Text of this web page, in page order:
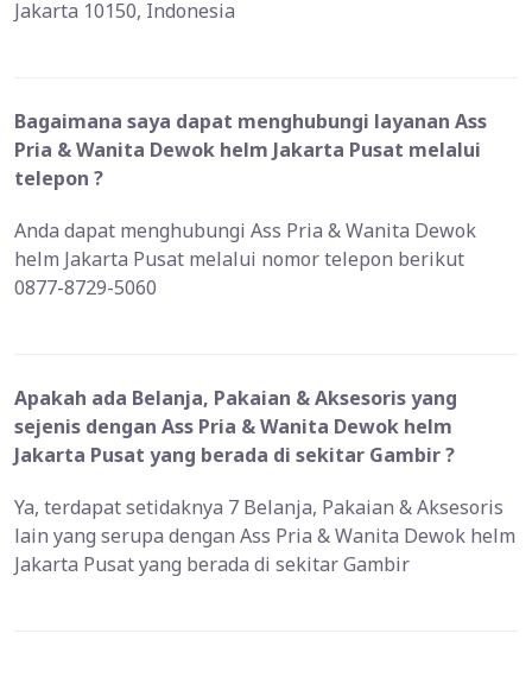
Jakarta 10150, Indonesia
Bagaimana saya dapat menghubungi layanan Ass
Pria & Wanita Dewok helm Jakarta Pusat melalui
telepon ?
Anda dapat menghubungi Ass Pria & Wanita Dewok
helm Jakarta Pusat melalui nomor telepon berikut
0877-8729-5060
Apakah ada Belanja, Pakaian & Aksesoris yang
sejenis dengan Ass Pria & Wanita Dewok helm
Jakarta Pusat yang berada di sekitar Gambir ?
Ya, terdapat setidaknya 7 Belanja, Pakaian & Aksesoris
lain yang serupa dengan Ass Pria & Wanita Dewok helm
Jakarta Pusat yang berada di sekitar Gambir